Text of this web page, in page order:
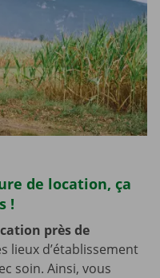
de location, ça
!
près de
lieux d’établissement
soin. Ainsi, vous